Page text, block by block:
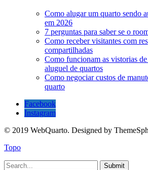
Como alugar um quarto sendo
em 2026
7 perguntas para saber se o
Como receber visitantes com
compartilhadas
Como funcionam as vistorias
aluguel de quartos
Como negociar custos de
quarto
Facebook
Instagram
© 2019 WebQuarto. Designed by
Topo
Submit